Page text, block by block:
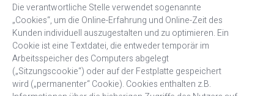
Die verantwortliche Stelle verwendet sogenannte
„Cookies“, um die Online-Erfahrung und Online-Zeit des
Kunden individuell auszugestalten und zu optimieren. Ein
Cookie ist eine Textdatei, die entweder temporär im
Arbeitsspeicher des Computers abgelegt
(„Sitzungscookie“) oder auf der Festplatte gespeichert
wird („permanenter“ Cookie). Cookies enthalten z.B.